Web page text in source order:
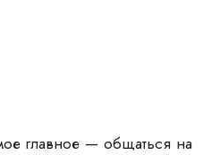
главное — общаться на